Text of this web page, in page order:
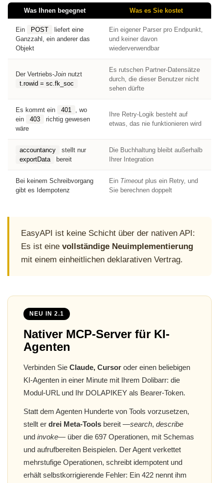
Was Ihnen begegnet Was es Sie kostet
Ein POST
liefert eine
Ganzzahl, ein anderer das
Objekt
Ein eigener Parser pro Endpunkt,
und keiner davon
wiederverwendbar
Der Vertriebs-Join nutzt
t.rowid = sc.fk_soc
Es rutschen Partner-Datensätze
durch, die dieser Benutzer nicht
sehen dürfte
Es kommt ein 401 , wo
ein
403
richtig gewesen
wäre
Ihre Retry-Logik besteht auf
etwas, das nie funktionieren wird
accountancy
stellt nur
exportData
bereit
Die Buchhaltung bleibt außerhalb
Ihrer Integration
Bei keinem Schreibvorgang
gibt es Idempotenz
Ein Timeout plus ein Retry, und
Sie berechnen doppelt
EasyAPI ist keine Schicht über der nativen API:
Es ist eine vollständige Neuimplementierung
mit einem einheitlichen deklarativen Vertrag.
NEU IN 2.1
Nativer MCP-Server für KI-
Agenten
Verbinden Sie Claude, Cursor oder einen beliebigen
KI-Agenten in einer Minute mit Ihrem Dolibarr: die
Modul-URL und Ihr DOLAPIKEY als Bearer-Token.
Statt dem Agenten Hunderte von Tools vorzusetzen,
stellt er drei Meta-Tools bereit —search, describe
und invoke— über die 697 Operationen, mit Schemas
und aufrufbereiten Beispielen. Der Agent verkettet
mehrstufige Operationen, schreibt idempotent und
erhält selbstkorrigierende Fehler: Ein 422 nennt ihm